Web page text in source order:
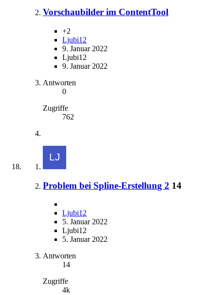
Vorschaubilder im ContentTool
+2
Ljubi12
9. Januar 2022
Ljubi12
9. Januar 2022
Antworten
0
Zugriffe
762
Problem bei Spline-Erstellung 2 14
Ljubi12
5. Januar 2022
Ljubi12
5. Januar 2022
Antworten
14
Zugriffe
4k